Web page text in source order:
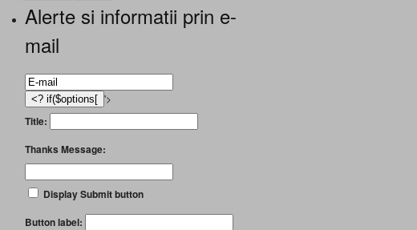
Alerte si informatii prin e-
mail
'>
Title:
Thanks Message:
Display Submit button
Button label: